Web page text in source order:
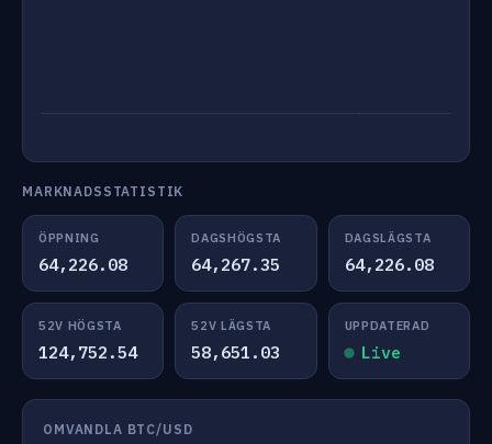
MARKNADSSTATISTIK
ÖPPNING
64,226.08
DAGSHÖGSTA
64,267.35
DAGSLÄGSTA
64,226.08
52V HÖGSTA
124,752.54
52V LÄGSTA
58,651.03
UPPDATERAD
Live
OMVANDLA BTC/USD